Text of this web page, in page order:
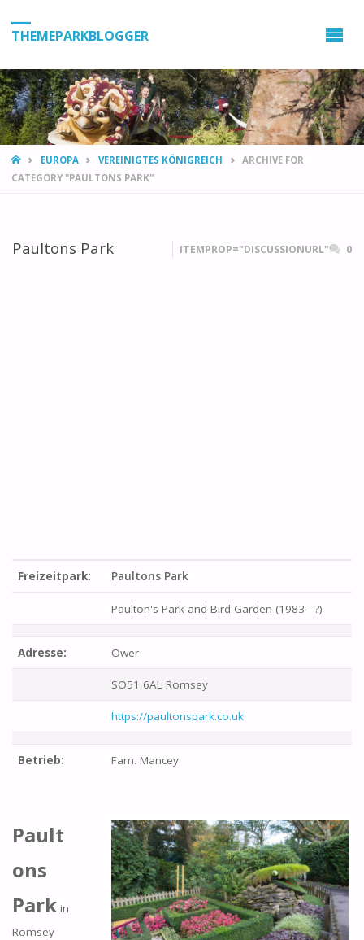
THEMEPARKBLOGGER
HOMEEUROPA VEREINIGTES KÖNIGREICH
ARCHIVE FOR
CATEGORY "PAULTONS PARK"
Paultons Park ITEMPROP="DISCUSSIONURL" 0
Freizeitpark: Paultons Park
Paulton's Park and Bird Garden (1983 - ?)
Adresse: Ower
SO51 6AL Romsey
https://paultonspark.co.uk
Betrieb: Fam. Mancey
Pault
ons
Park in
Romsey